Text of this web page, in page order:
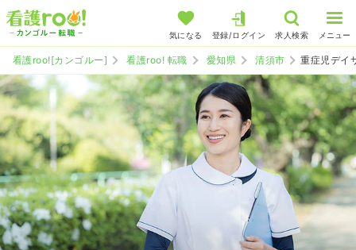
気になる 登録/ログイン 求人検索 メニュー
看護roo![カンゴルー] 看護roo! 転職 愛知県 清須市 重症児デイ